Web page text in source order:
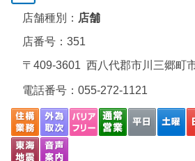
店舗種別： 店舗
店番号：351
〒409-3601 西八代郡市川三郷町
電話番号： 055-272-1121